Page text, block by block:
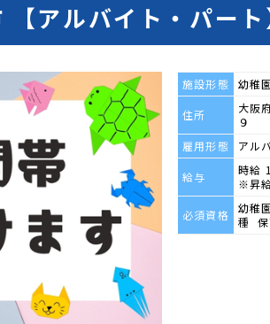
【アルバイト・パー
施設形態 幼稚
住所
大阪
９
雇用形態
アル
給与
時給
※昇
必須資格
幼稚
種 保